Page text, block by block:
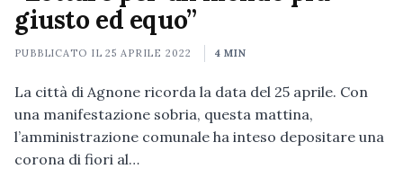
giusto ed equo”
PUBBLICATO IL25 APRILE 2022 4 MIN
La città di Agnone ricorda la data del 25 aprile. Con
una manifestazione sobria, questa mattina,
l’amministrazione comunale ha inteso depositare una
corona di fiori al…